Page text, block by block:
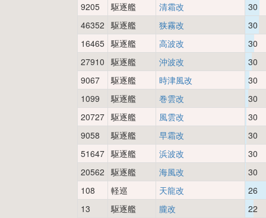
9205
駆逐艦 清霜改
30
46352 駆逐艦 狭霧改
30
16465 駆逐艦 高波改
30
27910 駆逐艦 沖波改
30
9067
駆逐艦 時津風改
30
1099
駆逐艦 巻雲改
30
20727 駆逐艦 風雲改
30
9058
駆逐艦 早霜改
30
51647 駆逐艦 浜波改
30
20562 駆逐艦 海風改
30
108
軽巡 天龍改
26
13
駆逐艦 朧改
22